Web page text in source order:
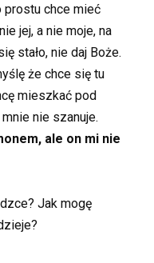
prostu chce mieć
jej, a nie moje, na
stało, nie daj Boże.
że chce się tu
mieszkać pod
nie szanuje.
ale on mi nie
Jak mogę